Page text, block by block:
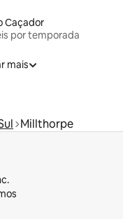
Caçador
por temporada
mais
Millthorpe